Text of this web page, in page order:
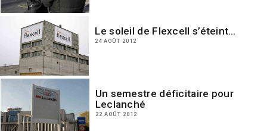
Le soleil de Flexcell s’éteint…
24 AOÛT 2012
Un semestre déficitaire pour
Leclanché
22 AOÛT 2012